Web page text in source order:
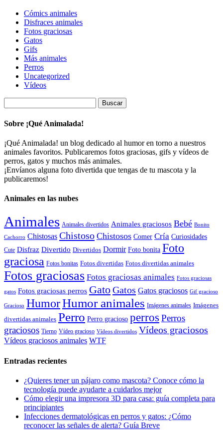
Cómics animales
Disfraces animales
Fotos graciosas
Gatos
Gifs
Más animales
Perros
Uncategorized
Vídeos
Sobre ¡Qué Animalada!
¡Qué Animalada! un blog dedicado al humor en torno a nuestros
animales favoritos. Publicaremos fotos graciosas, gifs y vídeos de
perros, gatos y muchos más animales.
¡Envíanos alguna foto divertida que tengas de tu mascota y la
publicaremos!
Animales en las nubes
Animales Animales divertidos Animales graciosos Bebé Bonito
Cachorro Chistosas Chistoso Chistosos Comer Cría Curiosidades
Cute Disfraz Divertido Divertidos Dormir Foto bonita Foto
graciosa Fotos bonitas Fotos divertidas Fotos divertidas animales
Fotos graciosas Fotos graciosas animales Fotos graciosas
gatos Fotos graciosas perros GatoGatos Gatos graciosos Gif gracioso
Gracioso HumorHumor animales Imágenes animales Imágenes
divertidas animales Perro Perro gracioso perros Perros
graciosos Tierno Vídeo gracioso Vídeos divertidos Vídeos graciosos
Vídeos graciosos animales WTF
Entradas recientes
¿Quieres tener un pájaro como mascota? Conoce cómo la
tecnología puede ayudarte a cuidarlos mejor
Cómo elegir una impresora 3D para casa: guía completa para
principiantes
Infecciones dermatológicas en perros y gatos: ¿Cómo
reconocer las señales de alerta? Guía Breve